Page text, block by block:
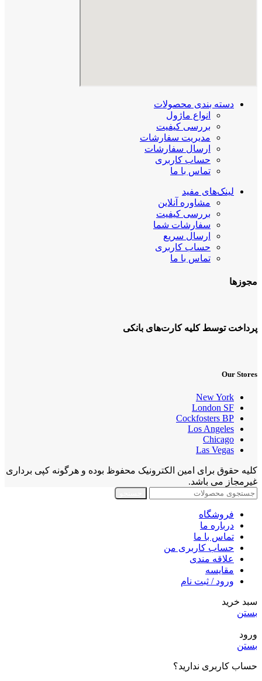
دسته بندی محصولات
انواع ماژول
بررسی کیفیت
مدیریت سفارشات
ارسال سفارشات
حساب کاربری
تماس با ما
لینک‌های مفید
مشاوره آنلاین
بررسی کیفیت
سفارشات شما
ارسال سریع
حساب کاربری
تماس با ما
مجوزها
پرداخت توسط کلیه کارت‌های بانکی
Our Stores
New York
London SF
Cockfosters BP
Los Angeles
Chicago
Las Vegas
کلیه حقوق برای امین الکترونیک محفوظ بوده و هرگونه کپی برداری
غیرمجاز می باشد.
فروشگاه
درباره ما
تماس با ما
حساب کاربری من
علاقه مندی
مقايسه
ورود / ثبت نام
سبد خرید
بستن
ورود
بستن
حساب کاربری ندارید؟